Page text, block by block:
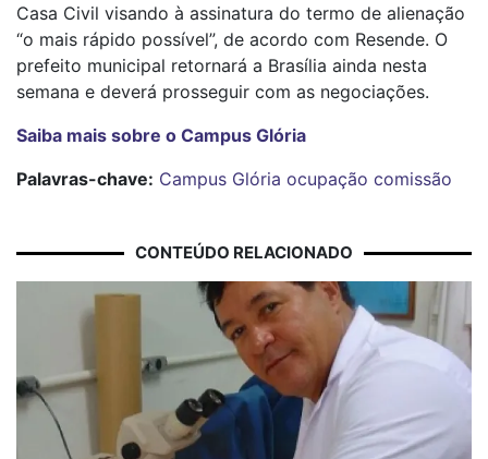
Casa Civil visando à assinatura do termo de alienação
“o mais rápido possível”, de acordo com Resende. O
prefeito municipal retornará a Brasília ainda nesta
semana e deverá prosseguir com as negociações.
Saiba mais sobre o Campus Glória
Palavras-chave: Campus Glória ocupação comissão
CONTEÚDO RELACIONADO